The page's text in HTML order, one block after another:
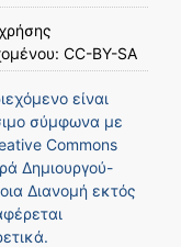
CC-BY-SA
είναι
σύμφωνα με
Commons
Δημιουργού-
Διανομή εκτός